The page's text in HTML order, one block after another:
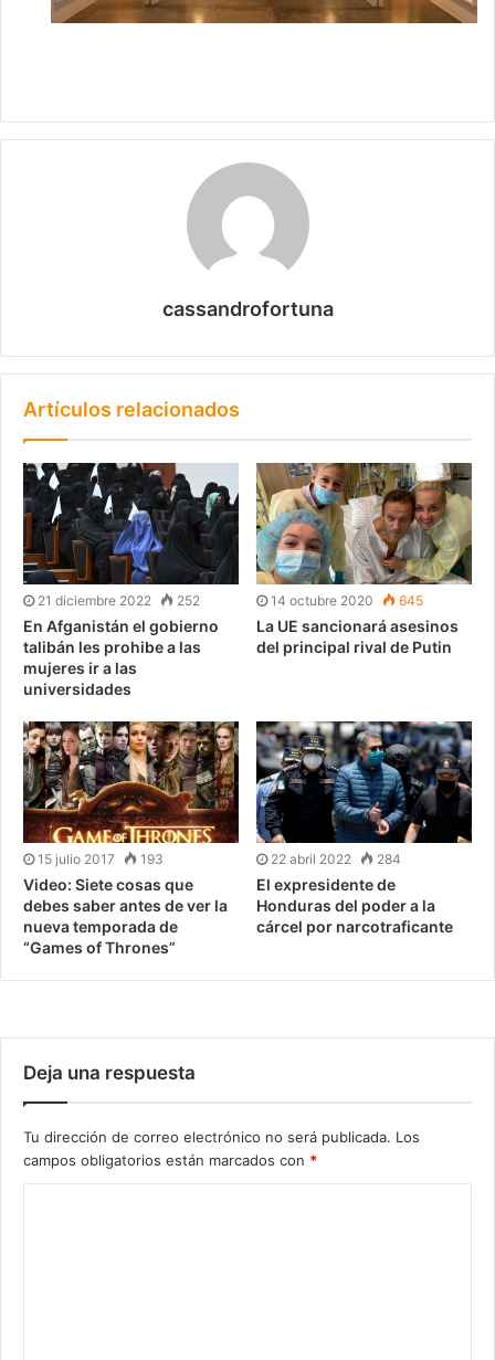
cassandrofortuna
Artículos relacionados
21 diciembre 2022 252
En Afganistán el gobierno
talibán les prohibe a las
mujeres ir a las
universidades
14 octubre 2020 645
La UE sancionará asesinos
del principal rival de Putin
15 julio 2017 193
Video: Siete cosas que
debes saber antes de ver la
nueva temporada de
“Games of Thrones”
22 abril 2022 284
El expresidente de
Honduras del poder a la
cárcel por narcotraficante
Deja una respuesta
Tu dirección de correo electrónico no será publicada. Los
campos obligatorios están marcados con *